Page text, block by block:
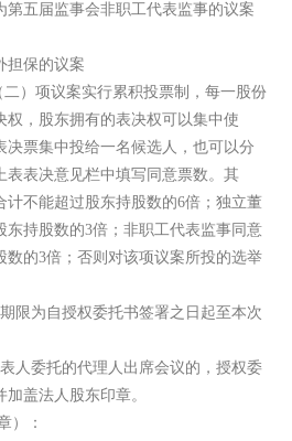
五届监事会非职工代表监事的议案
保的议案
）项议案实行累积投票制，每一股份
权，股东拥有的表决权可以集中使
决票集中投给一名候选人，也可以分
表表决意见栏中填写同意票数。其
计不能超过股东持股数的6倍；独立董
东持股数的3倍；非职工代表监事同意
数的3倍；否则对该项议案所投的选举
为自授权委托书签署之日起至本次
委托的代理人出席会议的，授权委
盖法人股东印章。
：